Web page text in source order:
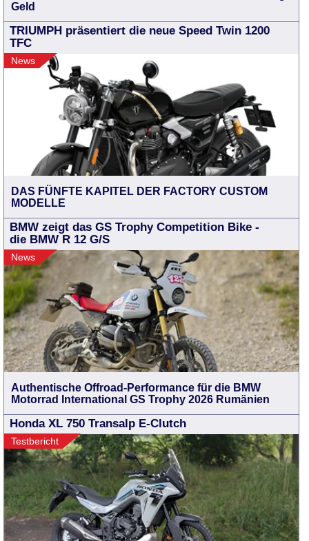
Geld
TRIUMPH präsentiert die neue Speed Twin 1200
TFC
News
DAS FÜNFTE KAPITEL DER FACTORY CUSTOM
MODELLE
BMW zeigt das GS Trophy Competition Bike -
die BMW R 12 G/S
News
Authentische Offroad-Performance für die BMW
Motorrad International GS Trophy 2026 Rumänien
Honda XL 750 Transalp E-Clutch
Testbericht